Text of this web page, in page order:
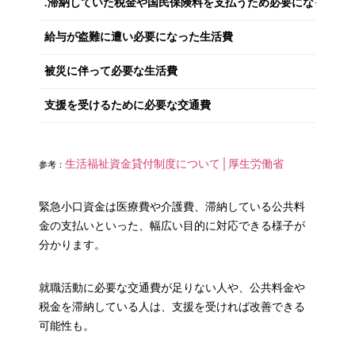
.滞納していた税金や国民保険料を支払うため必要になった生
給与が盗難に遭い必要になった生活費
被災に伴って必要な生活費
支援を受けるために必要な交通費
参考：生活福祉資金貸付制度について│厚生労働省
緊急小口資金は医療費や介護費、滞納している公共料
金の支払いといった、幅広い目的に対応できる様子が
分かります。
就職活動に必要な交通費が足りない人や、公共料金や
税金を滞納している人は、支援を受ければ改善できる
可能性も。